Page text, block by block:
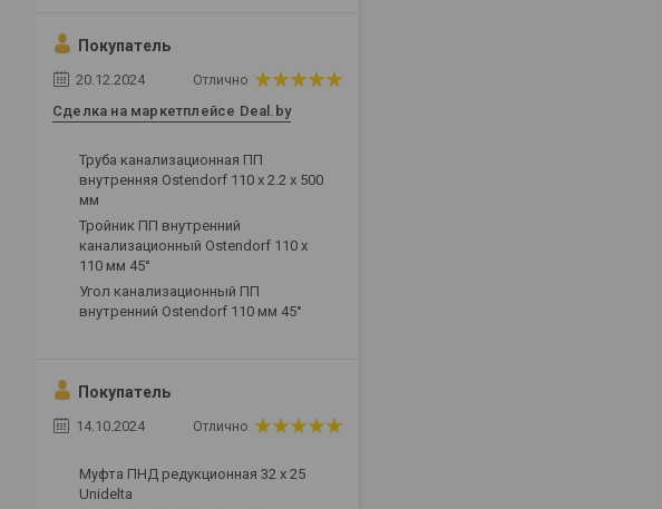
Покупатель
20.12.2024 Отлично
Сделка на маркетплейсе Deal.by
Труба канализационная ПП
внутренняя Ostendorf 110 х 2.2 х 500
мм
Тройник ПП внутренний
канализационный Ostendorf 110 х
110 мм 45°
Угол канализационный ПП
внутренний Ostendorf 110 мм 45°
Покупатель
14.10.2024 Отлично
Муфта ПНД редукционная 32 х 25
Unidelta